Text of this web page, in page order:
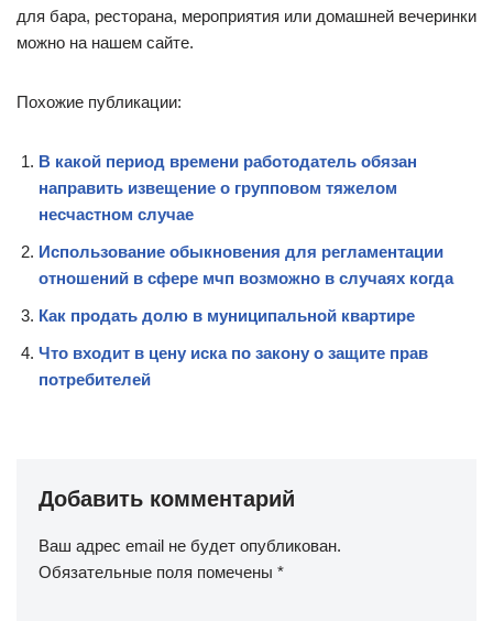
для бара, ресторана, мероприятия или домашней вечеринки
можно на нашем сайте.
Похожие публикации:
В какой период времени работодатель обязан
направить извещение о групповом тяжелом
несчастном случае
Использование обыкновения для регламентации
отношений в сфере мчп возможно в случаях когда
Как продать долю в муниципальной квартире
Что входит в цену иска по закону о защите прав
потребителей
Добавить комментарий
Ваш адрес email не будет опубликован.
Обязательные поля помечены *